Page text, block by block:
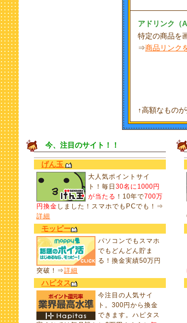
アドリンク（
特定の商品を
⇒商品リンク
↑高額なもの
今、注目のサイト！！
げん玉
大人気ポイントサイ
ト！毎日 30名に1000円
が当たる ！10年で700万
円換金 しました！スマホでもPCでも！⇒
詳細
モッピー
パソコンでもスマホ
でもどんどん貯ま
る！換金実績50万円
突破！⇒詳細
ハピタス
今注目の人気サイ
ト。300円から換金
できます。ハピタス